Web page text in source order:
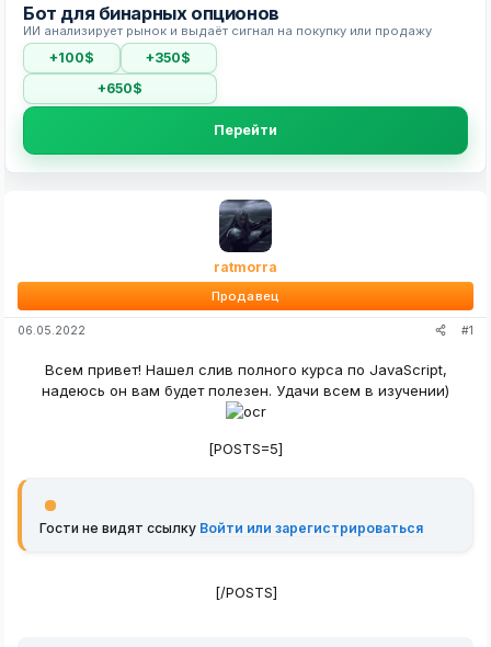
м
ы
а
л
Бот для бинарных опционов
ИИ анализирует рынок и выдаёт сигнал на покупку или продажу
+100$
+350$
+650$
Перейти
ratmorra
Продавец
06.05.2022 #1
Всем привет! Нашел слив полного курса по JavaScript,
надеюсь он вам будет полезен. Удачи всем в изучении)
[POSTS=5]
Гости не видят ссылку Войти или зарегистрироваться
[/POSTS]